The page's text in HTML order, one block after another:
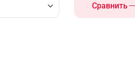
Сравнить